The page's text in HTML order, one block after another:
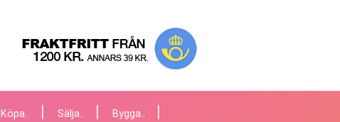
Köpa.. Sälja.. Bygga..